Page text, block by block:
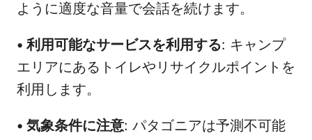
ように適度な音量で会話を続けます。
•利用可能なサービスを利用する: キャンプ
エリアにあるトイレやリサイクルポイントを
利用します。
• 気象条件に注意: パタゴニアは予測不可能